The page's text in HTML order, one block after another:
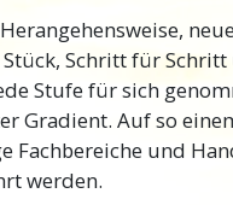
Schritt für
Stufe für sich
Gradient. Auf so
Fachbereiche und
werden.